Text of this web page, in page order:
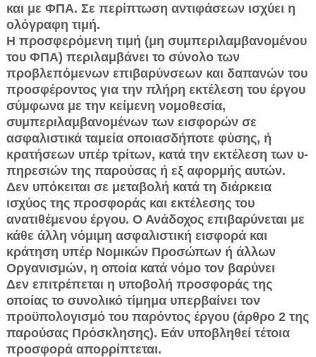
και με ΦΠΑ. Σε περίπτωση αντιφάσεων ισχύει η
ολόγραφη τιμή.
Η προσφερόμενη τιμή (μη συμπεριλαμβανομένου
του ΦΠΑ) περιλαμβά­νει το σύνολο των
προβλεπόμενων επιβαρύνσεων και δαπανών του
προ­σφέροντος για την πλήρη εκτέλεση του έργου
σύμφωνα με την κείμενη νο­μοθεσία,
συμπεριλαμβανομένων των εισφορών σε
ασφαλιστικά ταμεία ο­ποιασδήποτε φύσης, ή
κρατήσεων υπέρ τρίτων, κατά την εκτέλεση των υ­
πηρεσιών της παρούσας ή εξ αφορμής αυτών.
Δεν υπόκειται σε μεταβολή κατά τη διάρκεια
ισχύος της προσφοράς και εκτέλεσης του
ανατιθέμενου έργου. Ο Ανάδοχος επιβαρύνεται με
κάθε άλλη νόμιμη ασφαλιστική εισφο­ρά και
κράτηση υπέρ Νομικών Προσώπων ή άλλων
Οργανισμών, η οποία κα­τά νόμο τον βαρύνει
Δεν επιτρέπεται η υποβολή προσφοράς της
οποίας το συνολικό τίμημα υπερβαίνει τον
προϋπολογισμό του παρόντος έργου (άρθρο 2 της
παρούσας Πρόσκλησης). Εάν υποβληθεί τέτοια
προσφορά απορρίπτεται.